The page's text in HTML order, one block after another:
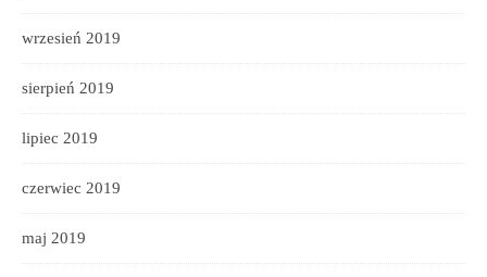
wrzesień 2019
sierpień 2019
lipiec 2019
czerwiec 2019
maj 2019